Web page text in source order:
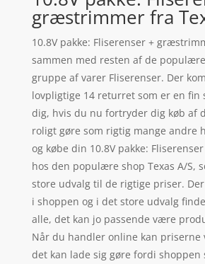
græstrimmer fra
10.8V pakke: Fliserenser +
sammen med resten af de
gruppe af varer Fliserenser. Der
lovpligtige 14 returret som er en fin
dig, hvis du nu fortryder dig køb af
roligt gøre som rigtig mange andre
og købe din 10.8V pakke:
hos den populære shop Texas A/S,
store udvalg til de rigtige priser.
i shoppen og i det store udvalg
alle, det kan jo passende være
Når du handler online kan priserne
det kan lade sig gøre fordi